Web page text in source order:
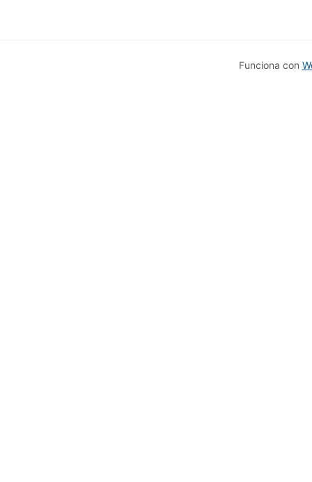
Funciona con